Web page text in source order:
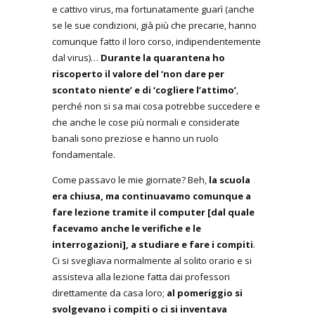
e cattivo virus, ma fortunatamente guarì (anche
se le sue condizioni, già più che precarie, hanno
comunque fatto il loro corso, indipendentemente
dal virus)… Durante la quarantena ho
riscoperto il valore del ‘non dare per
scontato niente’ e di ‘cogliere l’attimo’,
perché non si sa mai cosa potrebbe succedere e
che anche le cose più normali e considerate
banali sono preziose e hanno un ruolo
fondamentale.
Come passavo le mie giornate? Beh, la scuola
era chiusa, ma continuavamo comunque a
fare lezione tramite il computer [dal quale
facevamo anche le verifiche e le
interrogazioni], a studiare e fare i compiti.
Ci si svegliava normalmente al solito orario e si
assisteva alla lezione fatta dai professori
direttamente da casa loro; al pomeriggio si
svolgevano i compiti o ci si inventava